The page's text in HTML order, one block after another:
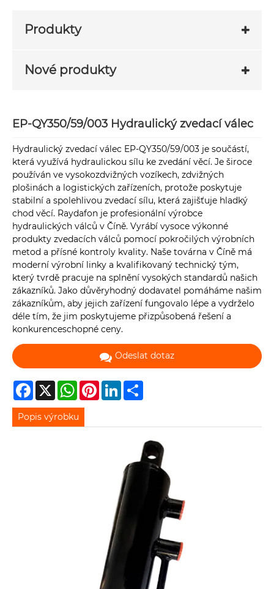
Produkty
Nové produkty
EP-QY350/59/003 Hydraulický zvedací válec
Hydraulický zvedací válec EP-QY350/59/003 je součástí,
která využívá hydraulickou sílu ke zvedání věcí. Je široce
používán ve vysokozdvižných vozíkech, zdvižných
plošinách a logistických zařízeních, protože poskytuje
stabilní a spolehlivou zvedací sílu, která zajišťuje hladký
chod věcí. Raydafon je profesionální výrobce
hydraulických válců v Číně. Vyrábí vysoce výkonné
produkty zvedacích válců pomocí pokročilých výrobních
metod a přísné kontroly kvality. Naše továrna v Číně má
moderní výrobní linky a kvalifikovaný technický tým,
který tvrdě pracuje na splnění vysokých standardů našich
zákazníků. Jako důvěryhodný dodavatel pomáháme našim
zákazníkům, aby jejich zařízení fungovalo lépe a vydrželo
déle tím, že jim poskytujeme přizpůsobená řešení a
konkurenceschopné ceny.
Odeslat dotaz
Facebook
X WhatsAppPinterestLinkedIn
Popis výrobku